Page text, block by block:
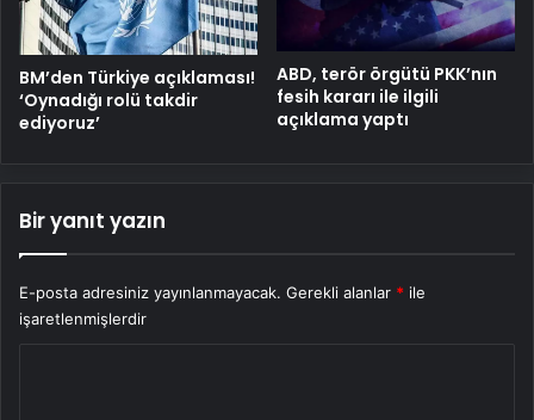
BM’den Türkiye açıklaması!
‘Oynadığı rolü takdir
ediyoruz’
ABD, terör örgütü PKK’nın
fesih kararı ile ilgili
açıklama yaptı
Bir yanıt yazın
E-posta adresiniz yayınlanmayacak. Gerekli alanlar * ile
işaretlenmişlerdir